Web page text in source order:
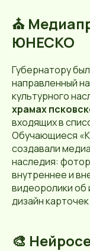
⛪
ЮНЕСКО
Губернатору
направленный
культурного
храмах
входящих в
Обучающиеся
создавали
наследия:
внутреннее и
видеоролики об
дизайн
🎨